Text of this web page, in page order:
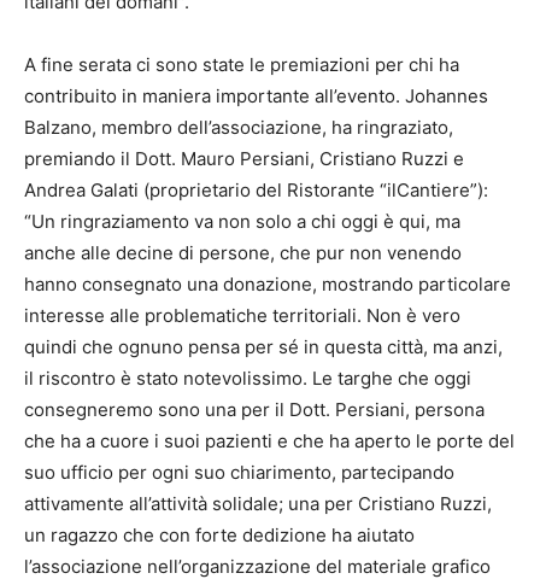
A fine serata ci sono state le premiazioni per chi ha
contribuito in maniera importante all’evento. Johannes
Balzano, membro dell’associazione, ha ringraziato,
premiando il Dott. Mauro Persiani, Cristiano Ruzzi e
Andrea Galati (proprietario del Ristorante “ilCantiere”):
“Un ringraziamento va non solo a chi oggi è qui, ma
anche alle decine di persone, che pur non venendo
hanno consegnato una donazione, mostrando particolare
interesse alle problematiche territoriali. Non è vero
quindi che ognuno pensa per sé in questa città, ma anzi,
il riscontro è stato notevolissimo. Le targhe che oggi
consegneremo sono una per il Dott. Persiani, persona
che ha a cuore i suoi pazienti e che ha aperto le porte del
suo ufficio per ogni suo chiarimento, partecipando
attivamente all’attività solidale; una per Cristiano Ruzzi,
un ragazzo che con forte dedizione ha aiutato
l’associazione nell’organizzazione del materiale grafico